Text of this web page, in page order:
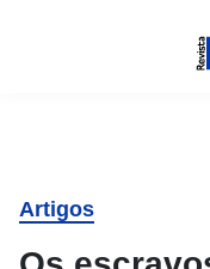
Artigos